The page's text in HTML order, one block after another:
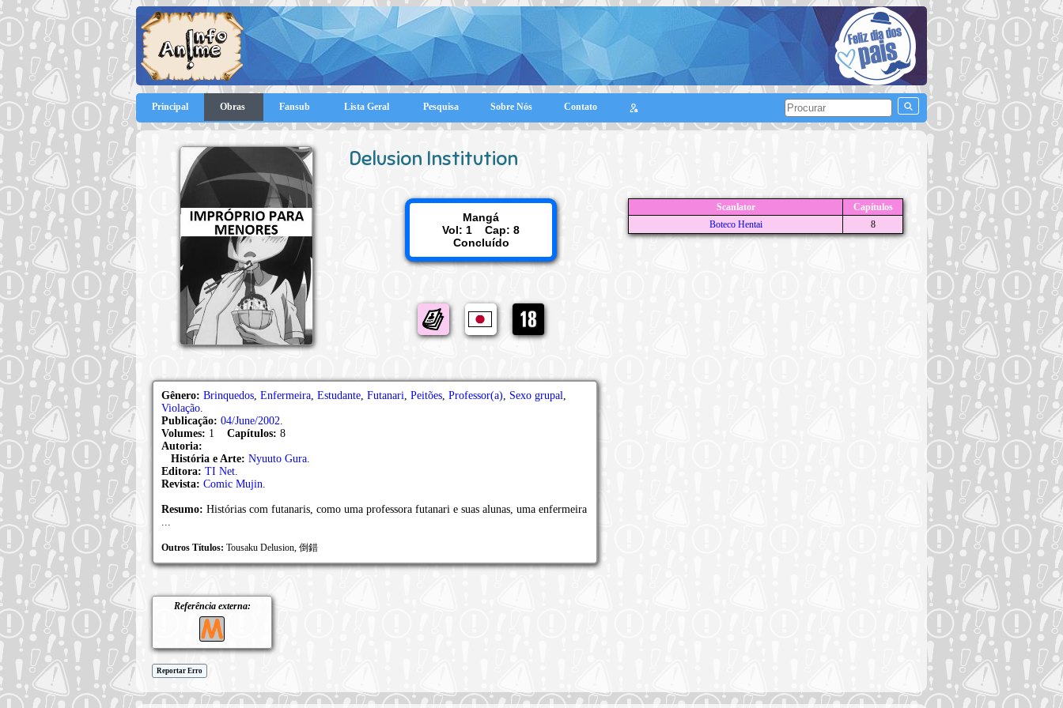
Principal Obras Fansub Lista Geral Pesquisa Sobre Nós Contato
Delusion Institution
Mangá
Vol: 1 Cap: 8
Concluído
Scanlator
Capítulos
Boteco Hentai
8
Gênero: Brinquedos, Enfermeira, Estudante, Futanari, Peitões, Professor(a), Sexo grupal,
Violação.
Publicação: 04/June/2002.
Volumes: 1 Capítulos: 8
Autoria:
História e Arte: Nyuuto Gura.
Editora: TI Net.
Revista: Comic Mujin.
Resumo: Histórias com futanaris, como uma professora futanari e suas alunas, uma enfermeira
...
Outros Títulos: Tousaku Delusion, 倒錯
Referência externa:
Reportar Erro